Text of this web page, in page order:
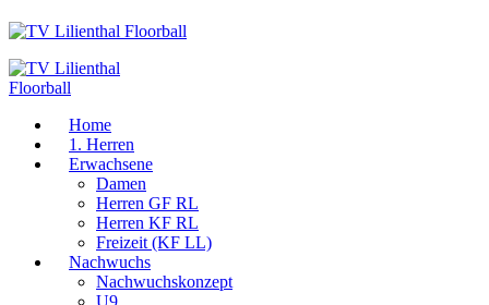
Home
1. Herren
Erwachsene
Damen
Herren GF RL
Herren KF RL
Freizeit (KF LL)
Nachwuchs
Nachwuchskonzept
U9